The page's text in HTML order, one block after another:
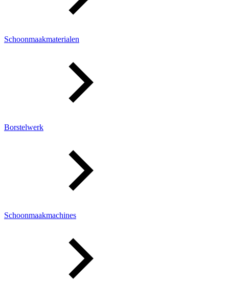
Schoonmaakmaterialen
Borstelwerk
Schoonmaakmachines